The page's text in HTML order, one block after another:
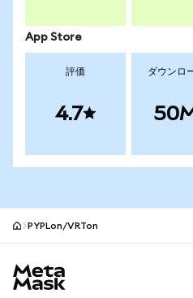
App Store
評価
4.7
ダウンロ
PYPLon/VRTon